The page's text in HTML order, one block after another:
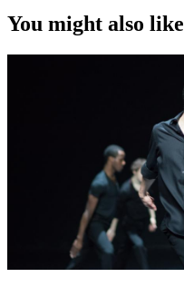
You might also like